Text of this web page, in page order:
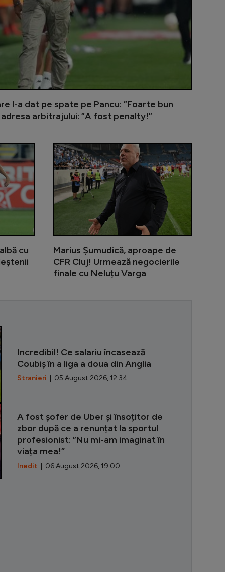
l-a dat pe spate pe Pancu: ”Foarte bun
arbitrajului: ”A fost penalty!”
în UTA - Rapid și ar putea lipsi 6 luni!
Surpriză: Ștefan Baiaram, propus la o echipă din
cu
UTA -
Marius Șumudică, aproape de
CFR Cluj! Urmează negocierile
finale cu Neluțu Varga
Incredibil! Ce salariu încasează
Coubiș în a liga a doua din Anglia
Stranieri | 05 August 2026, 12:34
A fost șofer de Uber și însoțitor de
zbor după ce a renunțat la sportul
profesionist: ”Nu mi-am imaginat în
viața mea!”
Inedit | 06 August 2026, 19:00